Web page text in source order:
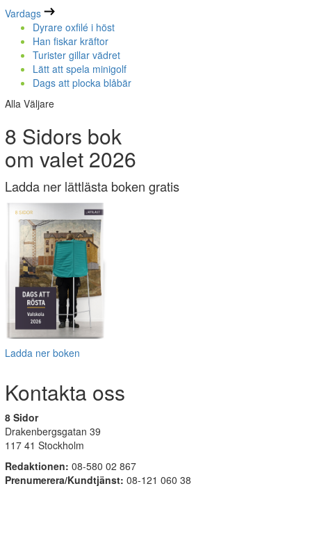
Vardags
Dyrare oxfilé i höst
Han fiskar kräftor
Turister gillar vädret
Lätt att spela minigolf
Dags att plocka blåbär
Alla Väljare
8 Sidors bok
om valet 2026
Ladda ner lättlästa boken gratis
Ladda ner boken
Kontakta oss
8 Sidor
Drakenbergsgatan 39
117 41 Stockholm
Redaktionen: 08-580 02 867
Prenumerera/Kundtjänst: 08-121 060 38